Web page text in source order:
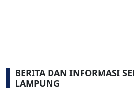
BERITA DAN INFORMASI
LAMPUNG